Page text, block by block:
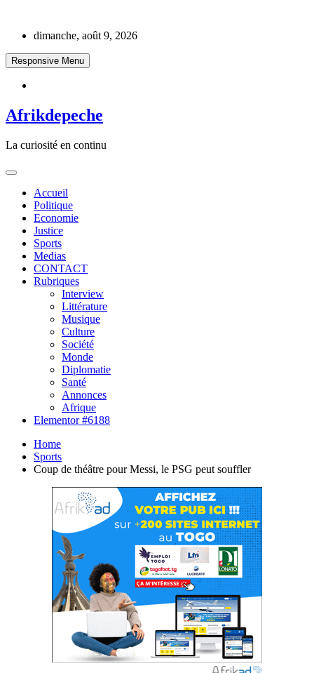
contentdimanche, août 9, 2026
Responsive Menu
Afrikdepeche
La curiosité en continu
Accueil
Politique
Economie
Justice
Sports
Medias
CONTACT
Rubriques
Interview
Littérature
Musique
Culture
Société
Monde
Diplomatie
Santé
Annonces
Afrique
Elementor #6188
Home
Sports
Coup de théâtre pour Messi, le PSG peut souffler